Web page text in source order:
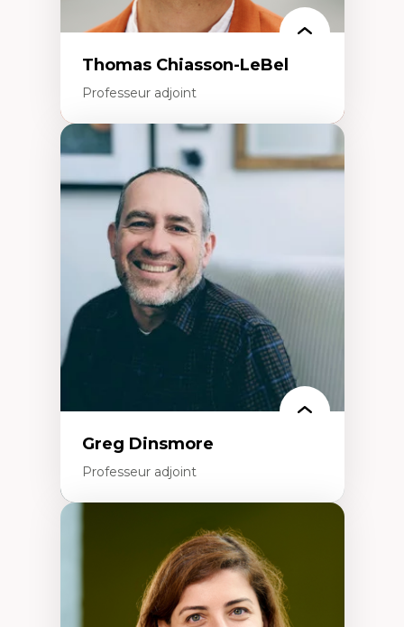
Thomas Chiasson-LeBel
Professeur adjoint
Expertises
Théories du développement
Économie politique comparée
Élites économiques
Sociologie économique
Extractivisme
Classes sociales
Mouvements sociaux
Théories de l’État
Greg Dinsmore
Professeur adjoint
Fragmentation des auditoires médiatiques
Analyse multi-plateforme des auditoires
médiatiques
Analyse des comportements numériques à
travers les données massives et l’IA